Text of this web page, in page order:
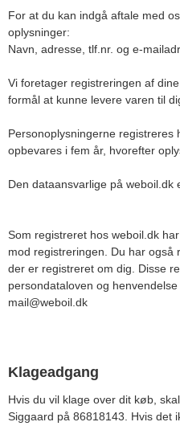
For at du kan indgå aftale med
oplysninger:
Navn, adresse, tlf.nr. og e-
Vi foretager registreringen af
formål at kunne levere varen til
Personoplysningerne registreres
opbevares i fem år, hvorefter
Den dataansvarlige på weboil.dk
Som registreret hos weboil.dk
mod registreringen. Du har også
der er registreret om dig. Disse
persondataloven og
mail@weboil.dk
Klageadgang
Hvis du vil klage over dit køb,
Siggaard på 86818143. Hvis det